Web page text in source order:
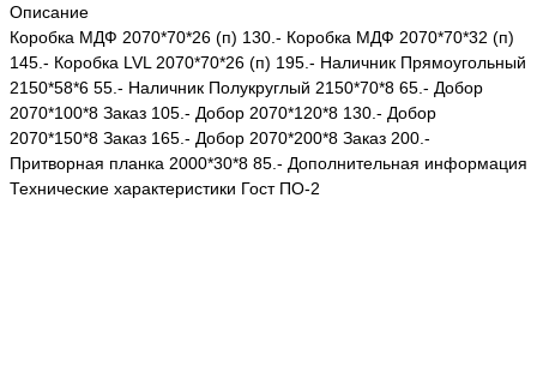
Описание
Коробка МДФ 2070*70*26 (п) 130.- Коробка МДФ 2070*70*32 (п)
145.- Коробка LVL 2070*70*26 (п) 195.- Наличник Прямоугольный
2150*58*6 55.- Наличник Полукруглый 2150*70*8 65.- Добор
2070*100*8 Заказ 105.- Добор 2070*120*8 130.- Добор
2070*150*8 Заказ 165.- Добор 2070*200*8 Заказ 200.-
Притворная планка 2000*30*8 85.- Дополнительная информация
Технические характеристики Гост ПО-2